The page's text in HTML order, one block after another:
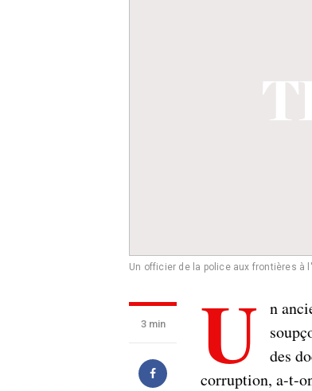
Un officier de la police aux frontières à
3 min U
n
des
corruption, a-t-